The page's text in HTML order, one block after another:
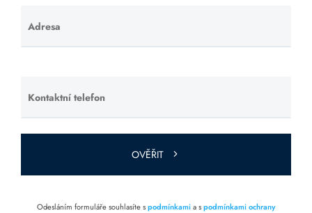
Adresa
Ponechte
toto pole
Kontaktní telefon
Ponechte
toto pole
prázdné.
OVĚŘIT
Odesláním formuláře souhlasíte spodmínkamia spodmínkami ochrany